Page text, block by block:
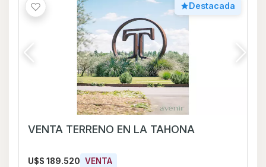
Destacada
VENTA TERRENO EN LA TAHONA
U$S 189.520 VENTA